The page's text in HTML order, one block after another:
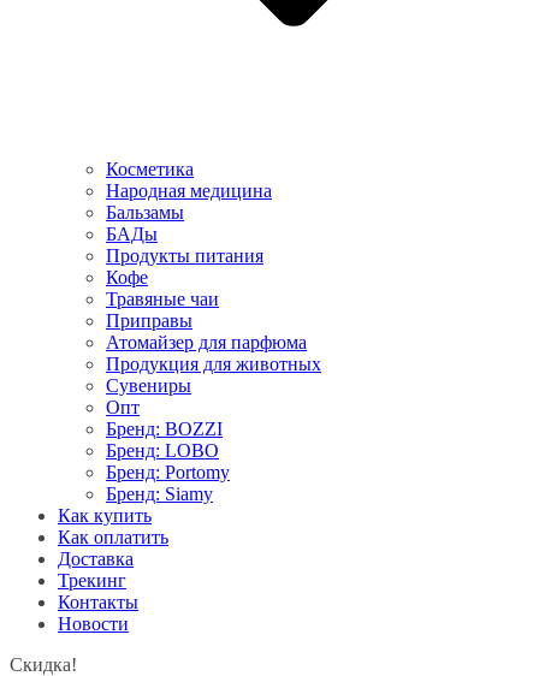
Косметика
Народная медицина
Бальзамы
БАДы
Продукты питания
Кофе
Травяные чаи
Приправы
Атомайзер для парфюма
Продукция для животных
Сувениры
Опт
Бренд: BOZZI
Бренд: LOBO
Бренд: Portomy
Бренд: Siamy
Как купить
Как оплатить
Доставка
Трекинг
Контакты
Новости
Скидка!